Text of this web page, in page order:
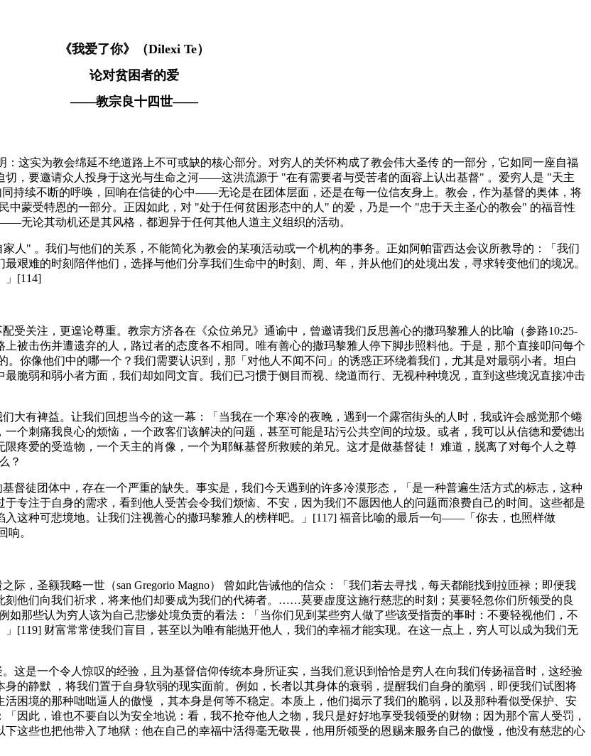
《我爱了你》（Dilexi Te）
论对贫困者的爱
——教宗良十四世——
这实为教会绵延不绝道路上不可或缺的核心部分。对穷人的关怀构成了教会伟大圣传 的一部分，它如同一座自福
，要邀请众人投身于这光与生命之河——这洪流源于 "在有需要者与受苦者的面容上认出基督" 。爱穷人是 "天主
持续不断的呼唤，回响在信徒的心中——无论是在团体层面，还是在每一位信友身上。教会，作为基督的奥体，将
蒙受特恩的一部分。正因如此，对 "处于任何贫困形态中的人" 的爱，乃是一个 "忠于天主圣心的教会" 的福音性
无论其动机还是其风格，都迥异于任何其他人道主义组织的活动。
人" 。我们与他们的关系，不能简化为教会的某项活动或一个机构的事务。正如阿帕雷西达会议所教导的：「我们
艰难的时刻陪伴他们，选择与他们分享我们生命中的时刻、周、年，并从他们的处境出发，寻求转变他们的境况。
」[114]
受关注，更遑论尊重。教宗方济各在《众位弟兄》通谕中，曾邀请我们反思善心的撒玛黎雅人的比喻（参路10:25-
被击伤并遭遗弃的人，路过者的态度各不相同。唯有善心的撒玛黎雅人停下脚步照料他。于是，那个直接叩问每个
你像他们中的哪一个？我们需要认识到，那「对他人不闻不问」的诱惑正环绕着我们，尤其是对最弱小者。坦白
脆弱和弱小者方面，我们却如同文盲。我们已习惯于侧目而视、绕道而行、无视种种境况，直到这些境况直接冲击
大有裨益。让我们回想当今的这一幕：「当我在一个寒冷的夜晚，遇到一个露宿街头的人时，我或许会感觉那个蜷
个刺痛我良心的烦恼，一个政客们该解决的问题，甚至可能是玷污公共空间的垃圾。或者，我可以从信德和爱德出
疼爱的受造物，一个天主的肖像，一个为耶稣基督所救赎的弟兄。这才是做基督徒！ 难道，脱离了对每个人之尊
？
督徒团体中，存在一个严重的缺失。事实是，我们今天遇到的许多冷漠形态，「是一种普遍生活方式的标志，这种
专注于自身的需求，看到他人受苦会令我们烦恼、不安，因为我们不愿因他人的问题而浪费自己的时间。这些都是
这种可悲境地。让我们注视善心的撒玛黎雅人的榜样吧。」[117] 福音比喻的最后一句——「你去，也照样做
响。
际，圣额我略一世（san Gregorio Magno） 曾如此告诫他的信众：「我们若去寻找，每天都能找到拉匝禄；即便我
他们向我们祈求，将来他们却要成为我们的代祷者。……莫要虚度这施行慈悲的时刻；莫要轻忽你们所领受的良
那些认为穷人该为自己悲惨处境负责的看法：「当你们见到某些穷人做了些该受指责的事时：不要轻视他们，不
[119] 财富常常使我们盲目，甚至以为唯有能抛开他人，我们的幸福才能实现。在这一点上，穷人可以成为我们无
这是一个令人惊叹的经验，且为基督信仰传统本身所证实，当我们意识到恰恰是穷人在向我们传扬福音时，这经验
的静默 ，将我们置于自身软弱的现实面前。例如，长者以其身体的衰弱，提醒我们自身的脆弱，即便我们试图将
困境的那种咄咄逼人的傲慢 ，其本身是何等不稳定。本质上，他们揭示了我们的脆弱，以及那种看似受保护、安
因此，谁也不要自以为安全地说：看，我不抢夺他人之物，我只是好好地享受我领受的财物；因为那个富人受罚，
这些也把他带入了地狱：他在自己的幸福中活得毫无敬畏，他用所领受的恩赐来服务自己的傲慢，他没有慈悲的心